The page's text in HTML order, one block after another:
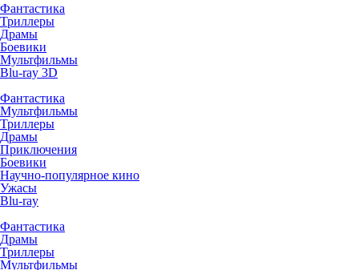
Фантастика
Триллеры
Драмы
Боевики
Мультфильмы
Blu-ray 3D
Фантастика
Мультфильмы
Триллеры
Драмы
Приключения
Боевики
Научно-популярное кино
Ужасы
Blu-ray
Фантастика
Драмы
Триллеры
Мультфильмы